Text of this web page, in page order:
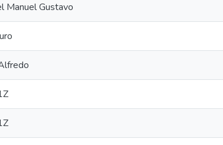
Manuel Gustavo